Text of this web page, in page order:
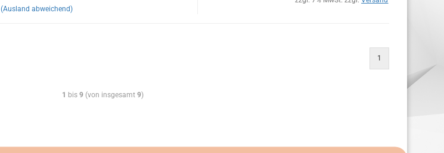
(Ausland abweichend)
1
1 bis 9(von insgesamt 9)